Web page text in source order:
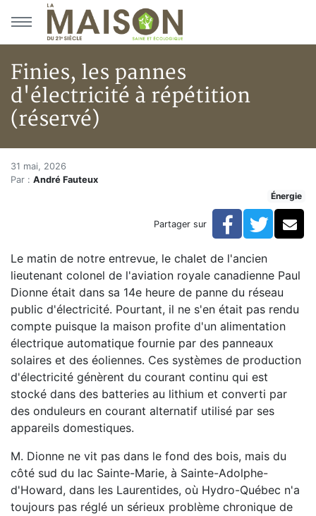
Aller au menu principal
Aller au contenu principal
Finies, les pannes
d'électricité à répétition
(réservé)
Accueil
Articles
Finies, les pannes d'électricité à répétition (réservé)
Finies, les pannes
31 mai, 2026
Par : André Fauteux
Énergie
Partager sur Facebook
Le matin de notre entrevue, le chalet de l'ancien
lieutenant colonel de l'aviation royale canadienne Paul
Dionne était dans sa 14e heure de panne du réseau
public d'électricité. Pourtant, il ne s'en était pas rendu
compte puisque la maison profite d'un alimentation
électrique automatique fournie par des panneaux
solaires et des éoliennes. Ces systèmes de production
d'électricité génèrent du courant continu qui est
stocké dans des batteries au lithium et converti par
des onduleurs en courant alternatif utilisé par ses
appareils domestiques.
M. Dionne ne vit pas dans le fond des bois, mais du
côté sud du lac Sainte-Marie, à Sainte-Adolphe-
d'Howard, dans les Laurentides, où Hydro-Québec n'a
toujours pas réglé un sérieux problème chronique de